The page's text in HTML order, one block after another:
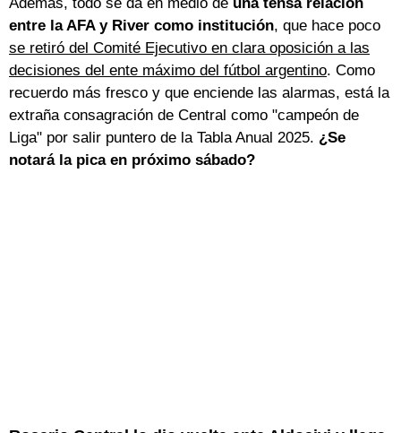
entre la AFA y River como institución, que hace poco
se retiró del Comité Ejecutivo en clara oposición a las
decisiones del ente máximo del fútbol argentino. Como
recuerdo más fresco y que enciende las alarmas, está la
extraña consagración de Central como "campeón de
Liga" por salir puntero de la Tabla Anual 2025. ¿Se
notará la pica en próximo sábado?